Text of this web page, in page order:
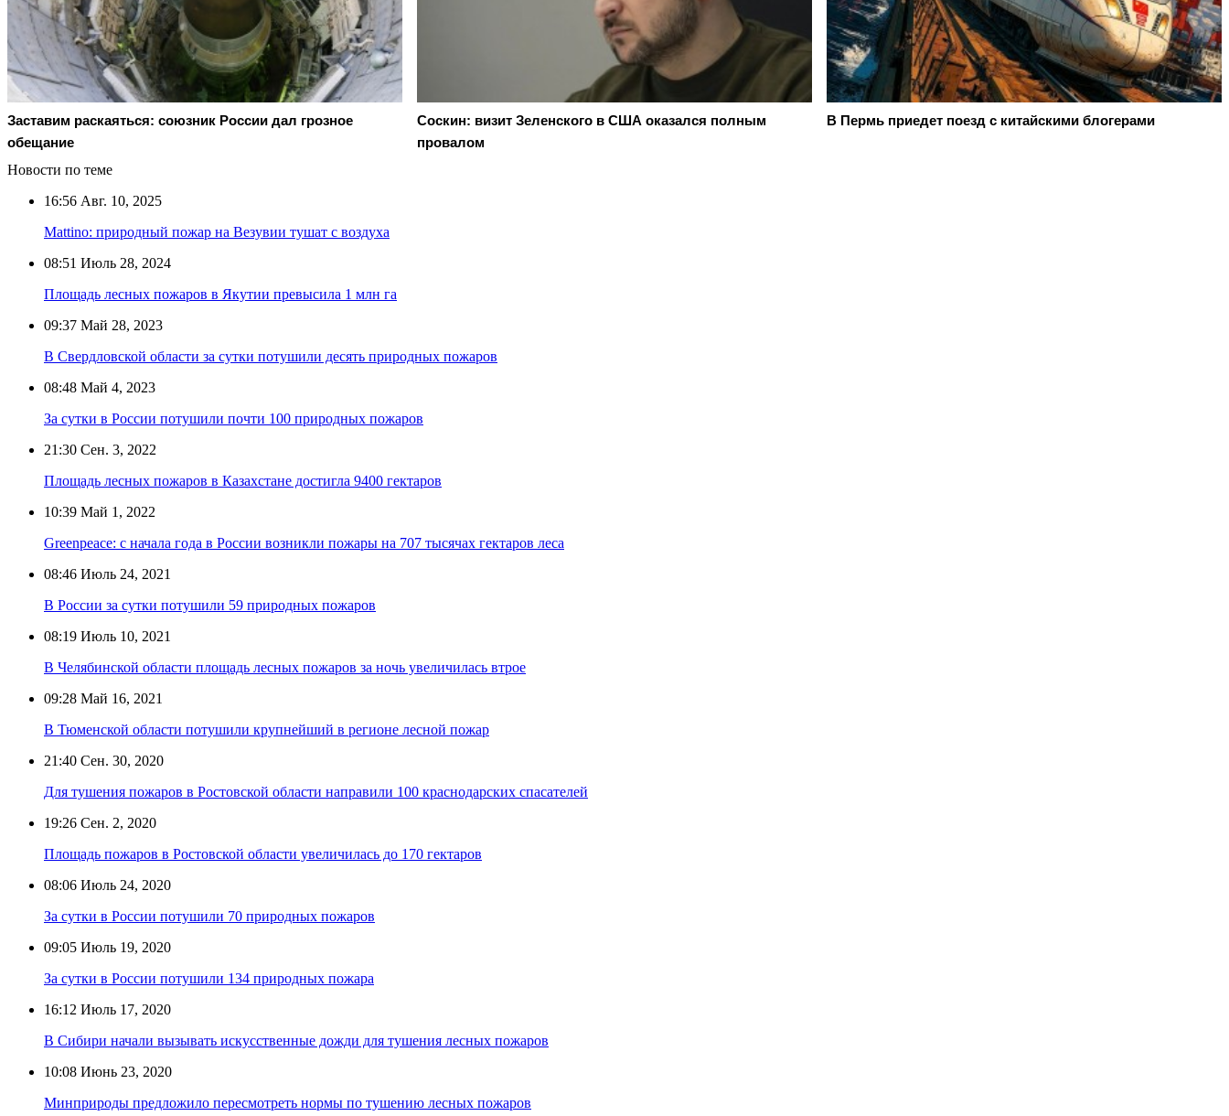
Заставим раскаяться: союзник России дал грозное
обещание
Соскин: визит Зеленского в США оказался полным
провалом
В Пермь приедет поезд с китайскими блогерами
Новости по теме
16:56 Авг. 10, 2025
Mattino: природный пожар на Везувии тушат с воздуха
08:51 Июль 28, 2024
Площадь лесных пожаров в Якутии превысила 1 млн га
09:37 Май 28, 2023
В Свердловской области за сутки потушили десять природных пожаров
08:48 Май 4, 2023
За сутки в России потушили почти 100 природных пожаров
21:30 Сен. 3, 2022
Площадь лесных пожаров в Казахстане достигла 9400 гектаров
10:39 Май 1, 2022
Greenpeace: с начала года в России возникли пожары на 707 тысячах гектаров леса
08:46 Июль 24, 2021
В России за сутки потушили 59 природных пожаров
08:19 Июль 10, 2021
В Челябинской области площадь лесных пожаров за ночь увеличилась втрое
09:28 Май 16, 2021
В Тюменской области потушили крупнейший в регионе лесной пожар
21:40 Сен. 30, 2020
Для тушения пожаров в Ростовской области направили 100 краснодарских спасателей
19:26 Сен. 2, 2020
Площадь пожаров в Ростовской области увеличилась до 170 гектаров
08:06 Июль 24, 2020
За сутки в России потушили 70 природных пожаров
09:05 Июль 19, 2020
За сутки в России потушили 134 природных пожара
16:12 Июль 17, 2020
В Сибири начали вызывать искусственные дожди для тушения лесных пожаров
10:08 Июнь 23, 2020
Минприроды предложило пересмотреть нормы по тушению лесных пожаров